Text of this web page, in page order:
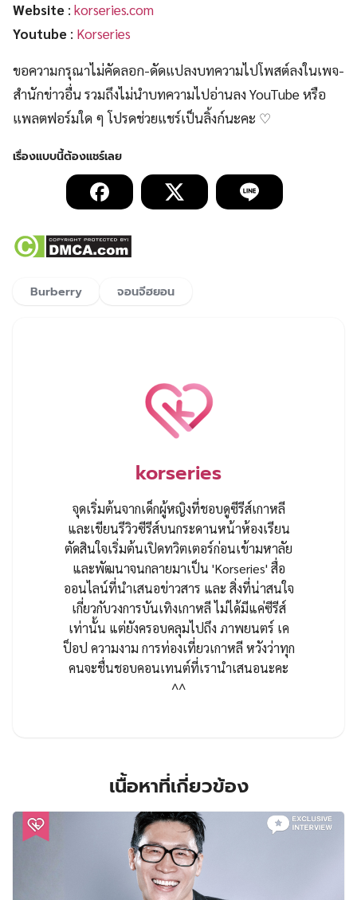
Website : korseries.com
Youtube : Korseries
ขอความกรุณาไม่คัดลอก-ดัดแปลงบทความไปโพสต์ลงในเพจ-
สำนักข่าวอื่น รวมถึงไม่นำบทความไปอ่านลง YouTube หรือ
แพลตฟอร์มใด ๆ โปรดช่วยแชร์เป็นลิ้งก์นะคะ ♡
Burberry จอนจีฮยอน
korseries
จุดเริ่มต้นจากเด็กผู้หญิงที่ชอบดูซีรีส์เกาหลี
และเขียนรีวิวซีรีส์บนกระดานหน้าห้องเรียน
ตัดสินใจเริ่มต้นเปิดทวิตเตอร์ก่อนเข้ามหาลัย
และพัฒนาจนกลายมาเป็น 'Korseries' สื่อ
ออนไลน์ที่นำเสนอข่าวสาร และ สิ่งที่น่าสนใจ
เกี่ยวกับวงการบันเทิงเกาหลี ไม่ได้มีแค่ซีรีส์
เท่านั้น แต่ยังครอบคลุมไปถึง ภาพยนตร์ เค
ป็อป ความงาม การท่องเที่ยวเกาหลี หวังว่าทุก
คนจะชื่นชอบคอนเทนต์ที่เรานำเสนอนะคะ
^^
เนื้อหาที่เกี่ยวข้อง